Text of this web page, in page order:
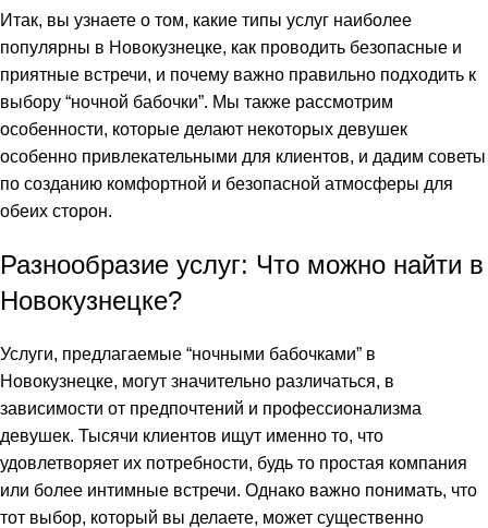
panel
panel
panel
panel
panel
panel
panel
panel
panel
Итак, вы узнаете о том, какие типы услуг наиболее
популярны в Новокузнецке, как проводить безопасные и
приятные встречи, и почему важно правильно подходить к
выбору “ночной бабочки”. Мы также рассмотрим
особенности, которые делают некоторых девушек
особенно привлекательными для клиентов, и дадим советы
по созданию комфортной и безопасной атмосферы для
обеих сторон.
Разнообразие услуг: Что можно найти в
Новокузнецке?
Услуги, предлагаемые “ночными бабочками” в
Новокузнецке, могут значительно различаться, в
зависимости от предпочтений и профессионализма
девушек. Тысячи клиентов ищут именно то, что
удовлетворяет их потребности, будь то простая компания
или более интимные встречи. Однако важно понимать, что
тот выбор, который вы делаете, может существенно